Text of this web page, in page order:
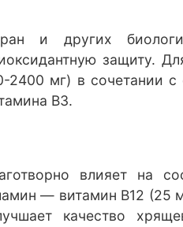
и других
защиту.
2400 мг) в сочетании
В3.
влияет на
— витамин В12 (25
качество